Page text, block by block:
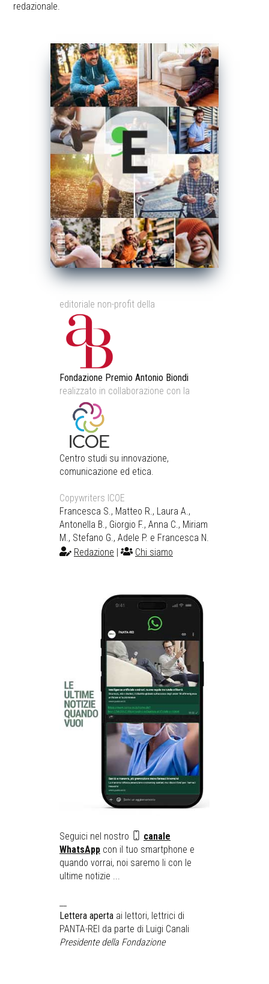
redazionale.
editoriale non-profit della
Fondazione Premio Antonio Biondi
realizzato in collaborazione con la
Centro studi su innovazione,
comunicazione ed etica.
Copywriters ICOE
Francesca S., Matteo R., Laura A.,
Antonella B., Giorgio F., Anna C., Miriam
M., Stefano G., Adele P. e Francesca N.
Redazione
Chi siamo
Seguici nel nostro
canale
WhatsApp con il tuo smartphone e
quando vorrai, noi saremo li con le
ultime notizie ...
Lettera aperta ai lettori, lettrici di
PANTA-REI da parte di Luigi Canali
Presidente della Fondazione